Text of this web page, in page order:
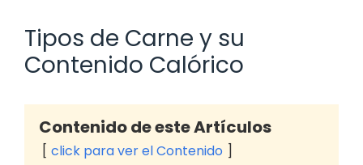
Tipos de Carne y su
Contenido Calórico
Contenido de este Artículos
click para ver el Contenido